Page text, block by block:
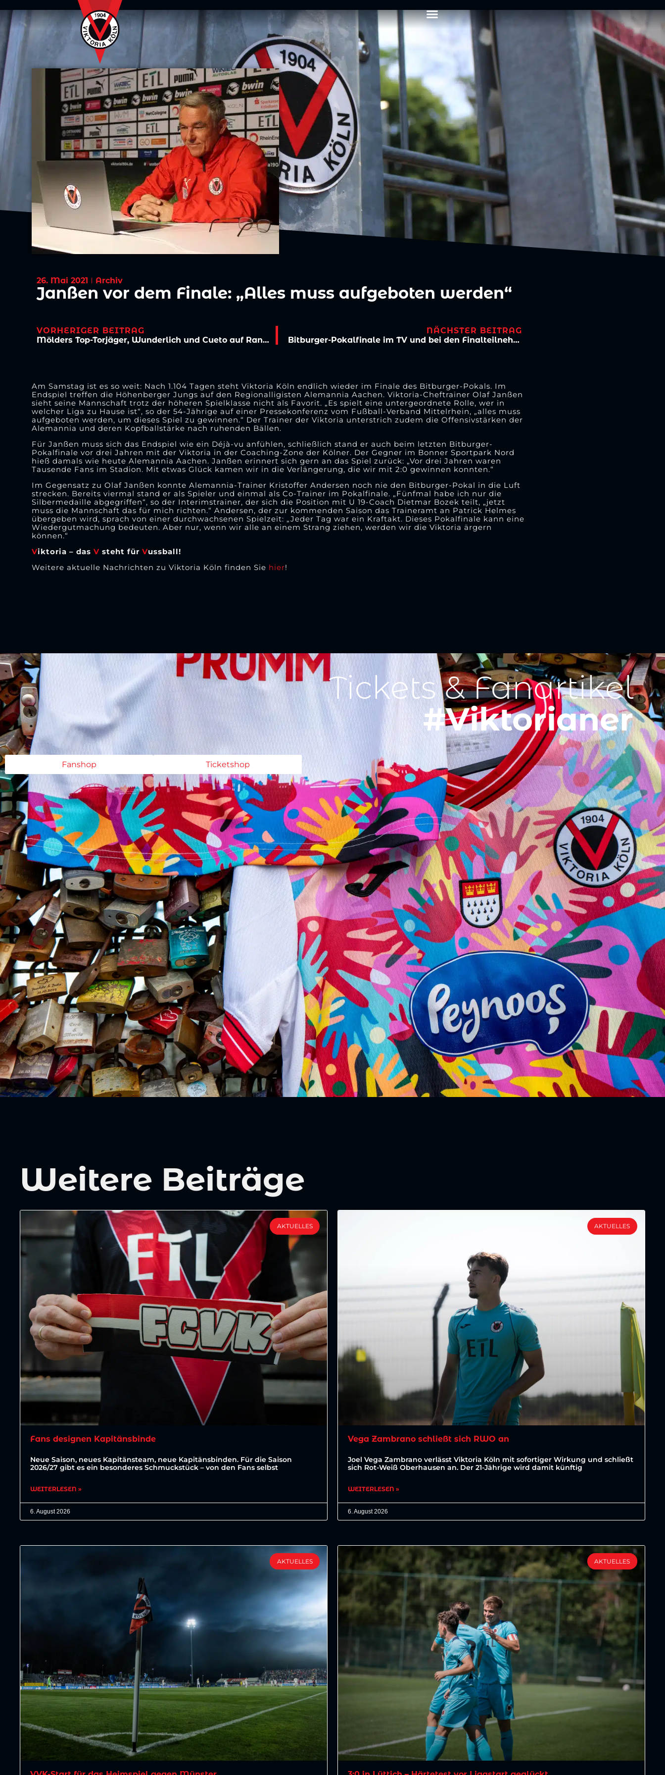
26. Mai 2021 Archiv
Janßen vor dem Finale: „Alles muss aufgeboten werden“
VORHERIGER BEITRAG
Mölders Top-Torjäger, Wunderlich und Cueto auf Rang zwölf
NÄCHSTER BEITRAG
Bitburger-Pokalfinale im TV und bei den Finalteilnehmern
Am Samstag ist es so weit: Nach 1.104 Tagen steht Viktoria Köln endlich wieder im Finale des Bitburger-Pokals. Im
Endspiel treffen die Höhenberger Jungs auf den Regionalligisten Alemannia Aachen. Viktoria-Cheftrainer Olaf Janßen
sieht seine Mannschaft trotz der höheren Spielklasse nicht als Favorit. „Es spielt eine untergeordnete Rolle, wer in
welcher Liga zu Hause ist“, so der 54-Jährige auf einer Pressekonferenz vom Fußball-Verband Mittelrhein, „alles muss
aufgeboten werden, um dieses Spiel zu gewinnen.“ Der Trainer der Viktoria unterstrich zudem die Offensivstärken der
Alemannia und deren Kopfballstärke nach ruhenden Bällen.
Für Janßen muss sich das Endspiel wie ein Déjà-vu anfühlen, schließlich stand er auch beim letzten Bitburger-
Pokalfinale vor drei Jahren mit der Viktoria in der Coaching-Zone der Kölner. Der Gegner im Bonner Sportpark Nord
hieß damals wie heute Alemannia Aachen. Janßen erinnert sich gern an das Spiel zurück: „Vor drei Jahren waren
Tausende Fans im Stadion. Mit etwas Glück kamen wir in die Verlängerung, die wir mit 2:0 gewinnen konnten.“
Im Gegensatz zu Olaf Janßen konnte Alemannia-Trainer Kristoffer Andersen noch nie den Bitburger-Pokal in die Luft
strecken. Bereits viermal stand er als Spieler und einmal als Co-Trainer im Pokalfinale. „Fünfmal habe ich nur die
Silbermedaille abgegriffen“, so der Interimstrainer, der sich die Position mit U 19-Coach Dietmar Bozek teilt, „jetzt
muss die Mannschaft das für mich richten.“ Andersen, der zur kommenden Saison das Traineramt an Patrick Helmes
übergeben wird, sprach von einer durchwachsenen Spielzeit: „Jeder Tag war ein Kraftakt. Dieses Pokalfinale kann eine
Wiedergutmachung bedeuten. Aber nur, wenn wir alle an einem Strang ziehen, werden wir die Viktoria ärgern
können.“
Viktoria – das Vsteht für Vussball!
Weitere aktuelle Nachrichten zu Viktoria Köln finden Sie hier!
Tickets & Fanartikel
#Viktorianer
Fanshop Ticketshop
Weitere Beiträge
AKTUELLES
Fans designen Kapitänsbinde
Neue Saison, neues Kapitänsteam, neue Kapitänsbinden. Für die Saison
2026/27 gibt es ein besonderes Schmuckstück – von den Fans selbst
WEITERLESEN »
6. August 2026
AKTUELLES
Vega Zambrano schließt sich RWO an
Joel Vega Zambrano verlässt Viktoria Köln mit sofortiger Wirkung und schließt
sich Rot-Weiß Oberhausen an. Der 21-Jährige wird damit künftig
WEITERLESEN »
6. August 2026
AKTUELLES AKTUELLES